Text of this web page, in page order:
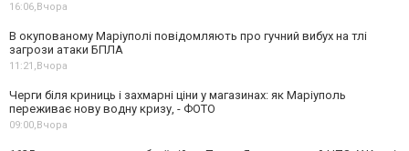
16:06,Вчора
В окупованому Маріуполі повідомляють про гучний вибух на тлі
загрози атаки БПЛА
11:21,Вчора
Черги біля криниць і захмарні ціни у магазинах: як Маріуполь
переживає нову водну кризу, - ФОТО
09:00,Вчора